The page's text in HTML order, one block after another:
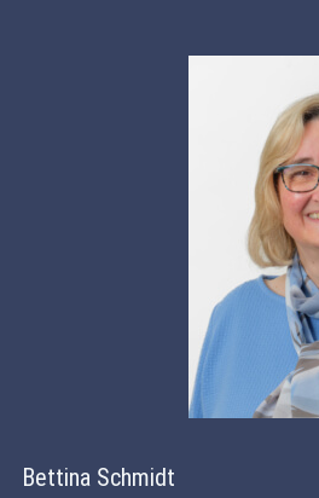
Bettina Schmidt